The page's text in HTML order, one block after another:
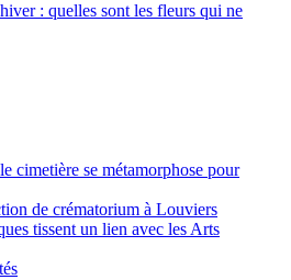
: quelles sont les fleurs qui ne
cimetière se métamorphose pour
de crématorium à Louviers
tissent un lien avec les Arts